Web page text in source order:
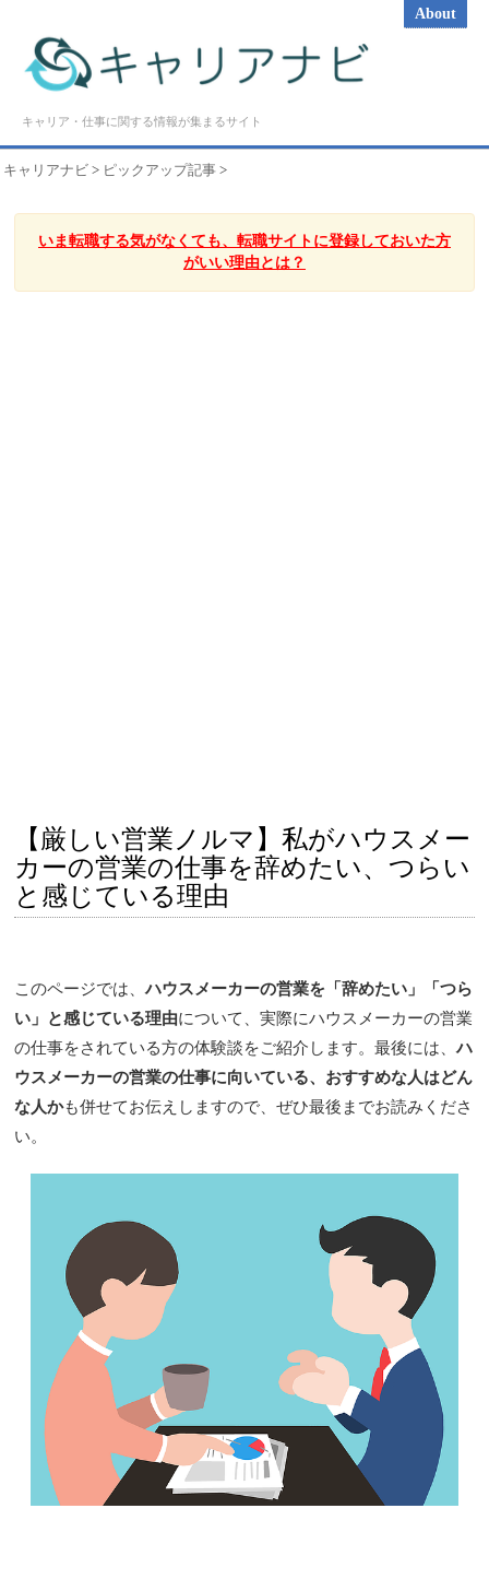
About
キャリア・仕事に関する情報が集まるサイト
キャリアナビ > ピックアップ記事 >
いま転職する気がなくても、転職サイトに登録しておいた方
がいい理由とは？
【厳しい営業ノルマ】私がハウスメー
カーの営業の仕事を辞めたい、つらい
と感じている理由
このページでは、ハウスメーカーの営業を「辞めたい」「つら
い」と感じている理由について、実際にハウスメーカーの営業
の仕事をされている方の体験談をご紹介します。最後には、ハ
ウスメーカーの営業の仕事に向いている、おすすめな人はどん
な人かも併せてお伝えしますので、ぜひ最後までお読みくださ
い。